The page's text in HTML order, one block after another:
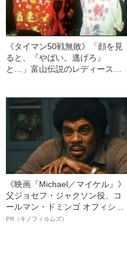
《タイマン50戦無敗》「顔を見
ると、『やばい。逃げろ』
と…」富山伝説のレディース初
《映画『Michael／マイケル』》
父ジョセフ・ジャクソン役、コ
ールマン・ドミンゴ オフィシャ
ルインタビュー“観客を魅了した
PR（キノフィルムズ）